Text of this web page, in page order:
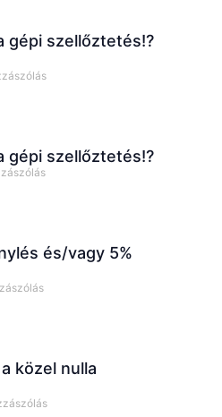
gépi szellőztetés!?
gépi szellőztetés!?
és/vagy 5%
közel nulla